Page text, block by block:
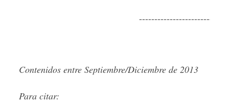
Contenidos entre Septiembre/Diciembre de 2013
Para citar: